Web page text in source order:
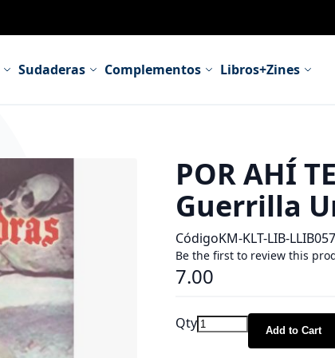
Sudaderas Complementos Libros+Zines
POR AHÍ
Guerrilla
CódigoKM-KLT-LIB-LLIB057
Be the first to review this
7.00
Qty Add to Cart